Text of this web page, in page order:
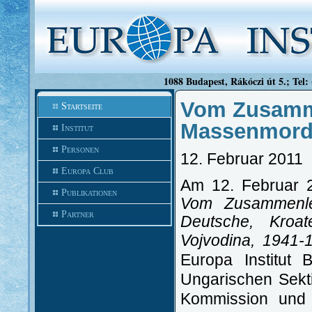
1088 Budapest, Rákóczi út 5.;
Startseite
Institut
Personen
Europa Club
Publikationen
Partner
Vom
12. Februar 2011
Am 12. Februar
Vom
Deutsche,
Vojvodina, 1941-
Europa Institut
Ungarischen
Kommission